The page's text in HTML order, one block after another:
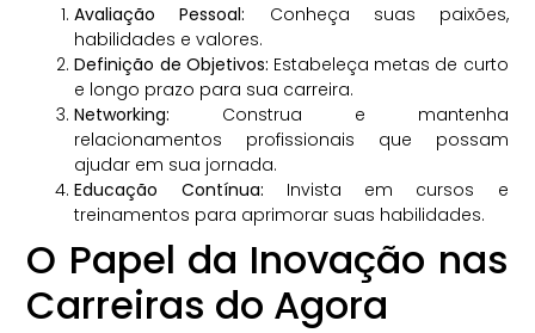
Avaliação Pessoal: Conheça suas paixões,
habilidades e valores.
Definição de Objetivos: Estabeleça metas de curto
e longo prazo para sua carreira.
Networking: Construa e mantenha
relacionamentos profissionais que possam
ajudar em sua jornada.
Educação Contínua: Invista em cursos e
treinamentos para aprimorar suas habilidades.
O Papel da Inovação nas
Carreiras do Agora